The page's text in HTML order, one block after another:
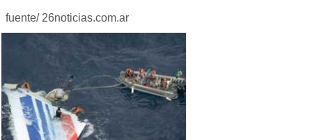
fuente/ 26noticias.com.ar